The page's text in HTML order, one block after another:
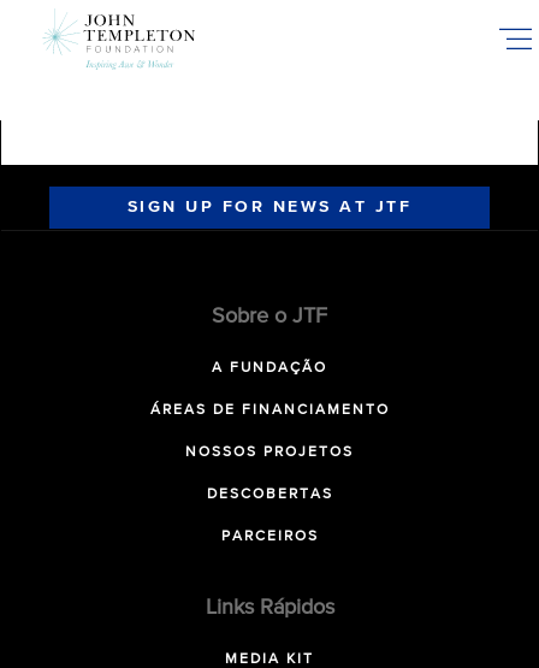
SIGN UP FOR NEWS AT JTF
Sobre o JTF
A FUNDAÇÃO
ÁREAS DE FINANCIAMENTO
NOSSOS PROJETOS
DESCOBERTAS
PARCEIROS
Links Rápidos
MEDIA KIT